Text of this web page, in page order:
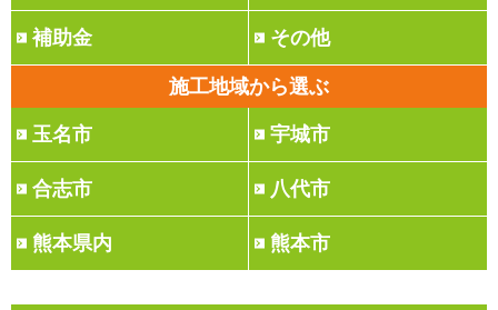
補助金 その他
施工地域から選ぶ
玉名市 宇城市
合志市 八代市
熊本県内 熊本市